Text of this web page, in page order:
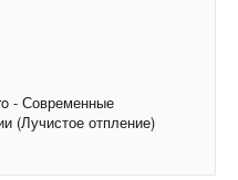
- Современные
(Лучистое отпление)